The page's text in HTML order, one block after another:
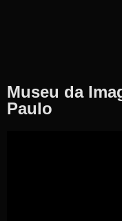
Museu da
Paulo